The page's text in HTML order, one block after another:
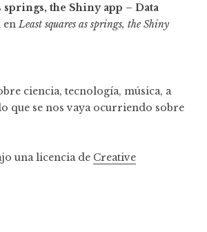
springs, the Shiny app – Data
enLeast squares as springs, the Shiny
ciencia, tecnología, música, a
que se nos vaya ocurriendo sobre
una licencia de Creative